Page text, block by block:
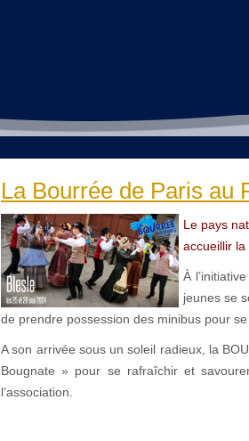
La Bourrée de Paris au
Le pays
accueillir la
À
jeunes se
de prendre possession des minibus pour
A son arrivée sous un soleil radieux, la
Bougnate » pour se rafraîchir et
l’association.